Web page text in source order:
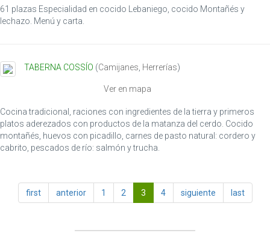
61 plazas Especialidad en cocido Lebaniego, cocido Montañés y
lechazo. Menú y carta.
TABERNA COSSÍO (Camijanes, Herrerías)
Ver en mapa
Cocina tradicional, raciones con ingredientes de la tierra y primeros
platos aderezados con productos de la matanza del cerdo. Cocido
montañés, huevos con picadillo, carnes de pasto natural: cordero y
cabrito, pescados de río: salmón y trucha.
first anterior 1 2 3 4 siguiente last